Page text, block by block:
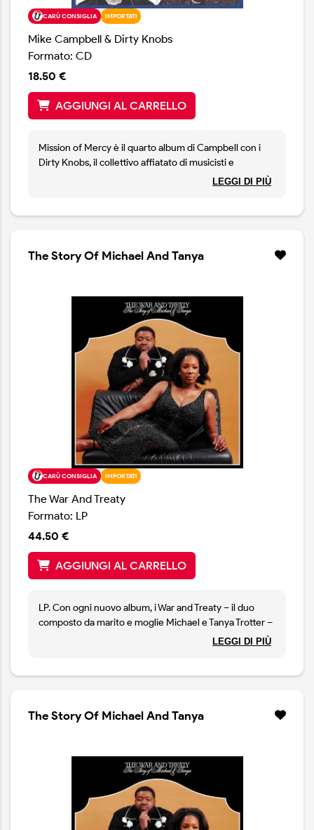
CARÙ CONSIGLIA IMPORTATI
Mike Campbell & Dirty Knobs
Formato: CD
18.50 €
AGGIUNGI AL CARRELLO
Mission of Mercy è il quarto album di Campbell con i
Dirty Knobs, il collettivo affiatato di musicisti e
compagni di viaggio che ha messo insieme con cura
degli anni ’60. Mission of Mercy, esplora e amplia
ancora una volta il suono e lo stile che Mike Campbell
riflessioni guidati dalla chitarra, suonati e registrati
magnificamente, l'album vede Campbell allentare la
presa sul boogie con una maggiore spinta rock.
“Ho una band fantastica”, dice Campbell. “Sono molto
fortunato. Questo disco ha un po' di tutto. Voglio
mostrare una certa crescita e correre qualche rischio”.
LEGGI DI PIÙ
The Story Of Michael And Tanya
CARÙ CONSIGLIA IMPORTATI
The War And Treaty
Formato: LP
44.50 €
AGGIUNGI AL CARRELLO
LP. Con ogni nuovo album, i War and Treaty – il duo
composto da marito e moglie Michael e Tanya Trotter –
trasportano la loro musica soul su un terreno
Muovendosi tra country, blues e southern soul, il disco
include ospiti illustri come Whoopi Goldberg, Valerie
LEGGI DI PIÙ
The Story Of Michael And Tanya